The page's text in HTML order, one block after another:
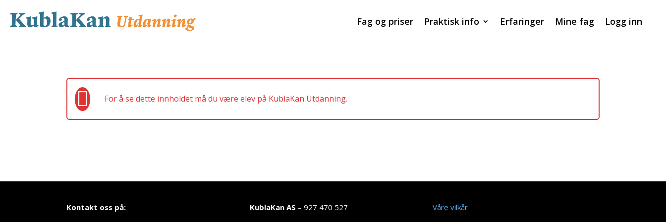
Fag og priser Praktisk info Erfaringer Mine fag Logg inn
For å se dette innholdet må du være elev på KublaKan Utdanning.
Kontakt oss på: KublaKan AS – 927 470 527 Våre vilkår